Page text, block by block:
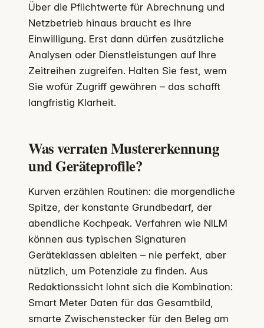
Über die Pflichtwerte für Abrechnung und
Netzbetrieb hinaus braucht es Ihre
Einwilligung. Erst dann dürfen zusätzliche
Analysen oder Dienstleistungen auf Ihre
Zeitreihen zugreifen. Halten Sie fest, wem
Sie wofür Zugriff gewähren – das schafft
langfristig Klarheit.
Was verraten Mustererkennung
und Geräteprofile?
Kurven erzählen Routinen: die morgendliche
Spitze, der konstante Grundbedarf, der
abendliche Kochpeak. Verfahren wie NILM
können aus typischen Signaturen
Geräteklassen ableiten – nie perfekt, aber
nützlich, um Potenziale zu finden. Aus
Redaktionssicht lohnt sich die Kombination:
Smart Meter Daten für das Gesamtbild,
smarte Zwischenstecker für den Beleg am